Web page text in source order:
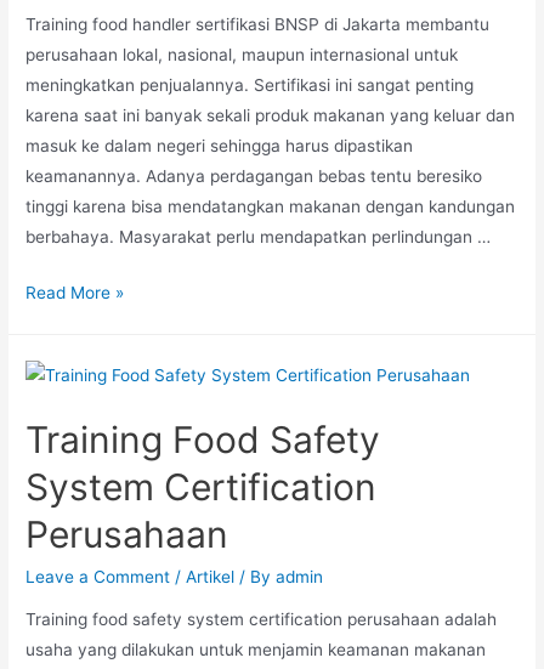
Training food handler sertifikasi BNSP di Jakarta membantu
perusahaan lokal, nasional, maupun internasional untuk
meningkatkan penjualannya. Sertifikasi ini sangat penting
karena saat ini banyak sekali produk makanan yang keluar dan
masuk ke dalam negeri sehingga harus dipastikan
keamanannya. Adanya perdagangan bebas tentu beresiko
tinggi karena bisa mendatangkan makanan dengan kandungan
berbahaya. Masyarakat perlu mendapatkan perlindungan …
Read More »
Training Food Safety
System Certification
Perusahaan
Leave a Comment /Artikel / Byadmin
Training food safety system certification perusahaan adalah
usaha yang dilakukan untuk menjamin keamanan makanan